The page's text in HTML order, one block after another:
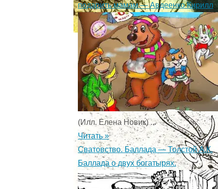
подарить мамам — Авдеенко Кирилл
(Илл. Елена Новик) ...
Читать »
Сватовство. Баллада — Толстой А.К.
Баллада о двух богатырях.